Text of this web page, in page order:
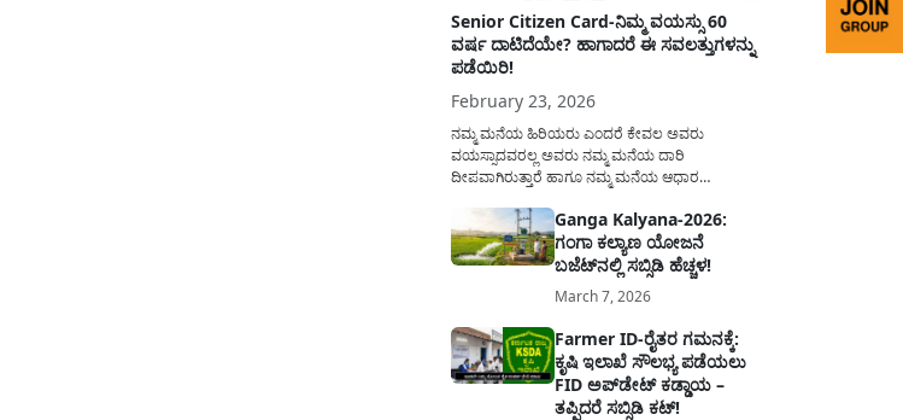
Senior Citizen Card-ನಿಮ್ಮ ವಯಸ್ಸು 60
ವರ್ಷ ದಾಟಿದೆಯೇ? ಹಾಗಾದರೆ ಈ ಸವಲತ್ತುಗಳನ್ನು
ಪಡೆಯಿರಿ!
February 23, 2026
ನಮ್ಮ ಮನೆಯ ಹಿರಿಯರು ಎಂದರೆ ಕೇವಲ ಅವರು
ವಯಸ್ಸಾದವರಲ್ಲ ಅವರು ನಮ್ಮ ಮನೆಯ ದಾರಿ
ದೀಪವಾಗಿರುತ್ತಾರೆ ಹಾಗೂ ನಮ್ಮ ಮನೆಯ ಆಧಾರ
ಸಮಾಜಕ್ಕಾಗಿ ದುಡಿತಿರುತ್ತಾರೆ ಹಾಗೆಯೇ ಅವರು ತಮ್ಮ 60
ವರ್ಷಗಳ ನಂತರದ ಜೀವನವನ್ನು ನೆಮ್ಮದಿಯಿಂದ
ಕಳೆಯಬೇಕೆಂಬುದು ಪ್ರತಿಯೊಬ್ಬರ ಕನಸಾಗಿರುತ್ತದೆ ಆದ್ದರಿಂದ
ಸರ್ಕಾರವು ಹಿರಿಯ ನಾಗರಿಕರ ಗುರುತಿನ ಚೀಟಿ...
Ganga Kalyana-2026:
ಗಂಗಾ ಕಲ್ಯಾಣ ಯೋಜನೆ
ಬಜೆಟ್‌ನಲ್ಲಿ ಸಬ್ಸಿಡಿ ಹೆಚ್ಚಳ!
March 7, 2026
Farmer ID-ರೈತರ ಗಮನಕ್ಕೆ:
ಕೃಷಿ ಇಲಾಖೆ ಸೌಲಭ್ಯ ಪಡೆಯಲು
FID ಅಪ್‌ಡೇಟ್ ಕಡ್ಡಾಯ –
ತಪ್ಪಿದರೆ ಸಬ್ಸಿಡಿ ಕಟ್!